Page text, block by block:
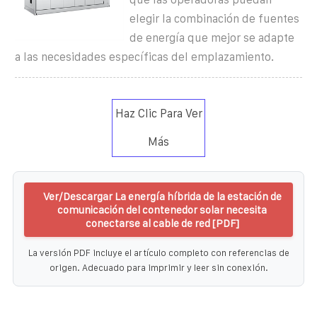
elegir la combinación de fuentes
de energía que mejor se adapte
a las necesidades específicas del emplazamiento.
Haz Clic Para Ver
Más
Ver/Descargar La energía híbrida de la estación de
comunicación del contenedor solar necesita
conectarse al cable de red [PDF]
La versión PDF incluye el artículo completo con referencias de
origen. Adecuado para imprimir y leer sin conexión.